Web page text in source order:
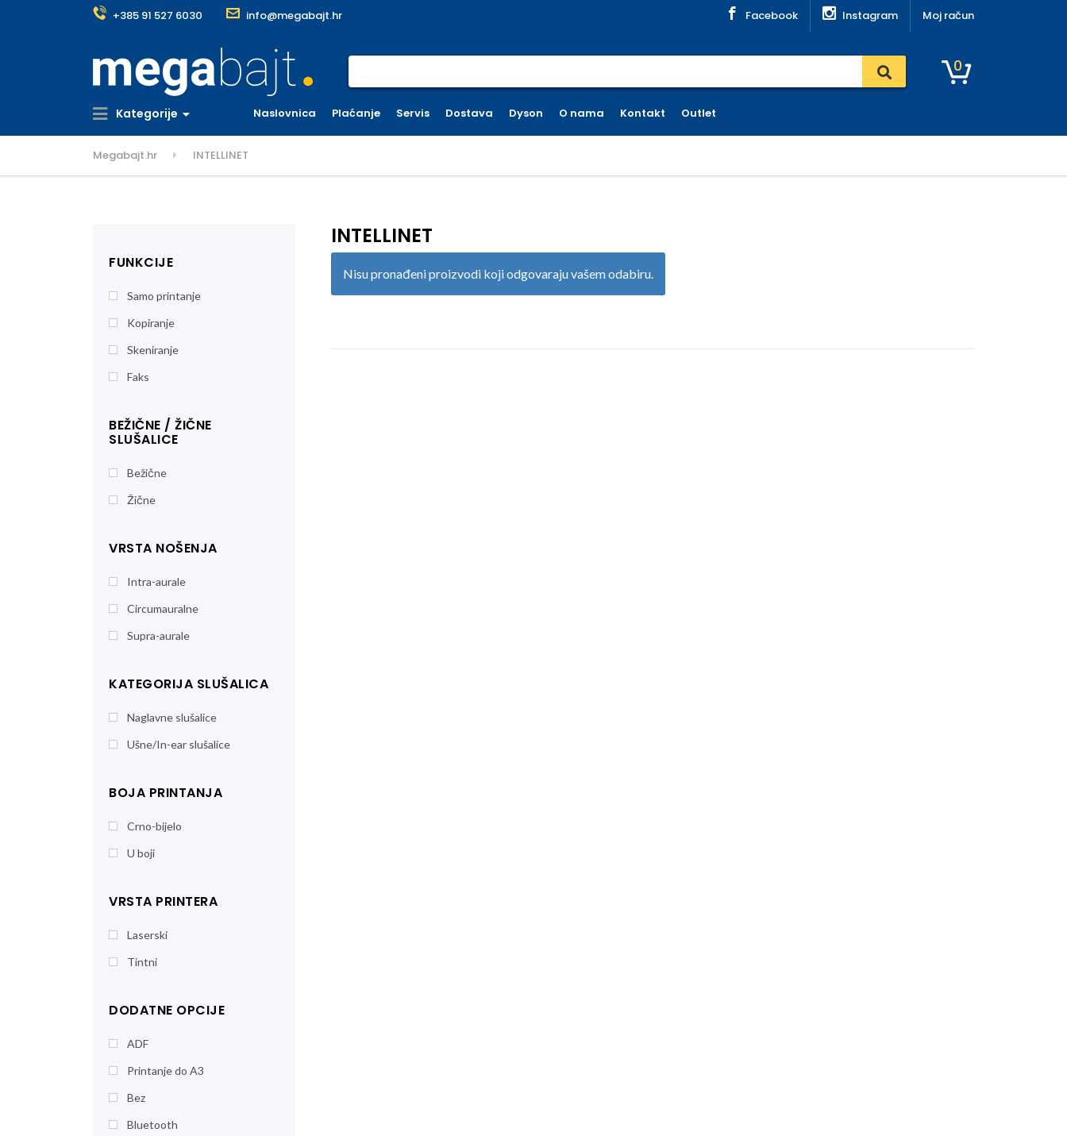
+385 91 527 6030 info@megabajt.hr Facebook Instagram Moj račun
0
Kategorije Naslovnica Plaćanje Servis Dostava Dyson O nama Kontakt Outlet
Megabajt.hr INTELLINET
INTELLINET
Nisu pronađeni proizvodi koji odgovaraju vašem odabiru.
FUNKCIJE
Samo printanje
Kopiranje
Skeniranje
Faks
BEŽIČNE / ŽIČNE
SLUŠALICE
Bežične
Žične
VRSTA NOŠENJA
Intra-aurale
Circumauralne
Supra-aurale
KATEGORIJA SLUŠALICA
Naglavne slušalice
Ušne/In-ear slušalice
BOJA PRINTANJA
Crno-bijelo
U boji
VRSTA PRINTERA
Laserski
Tintni
DODATNE OPCIJE
ADF
Printanje do A3
Bez
Bluetooth